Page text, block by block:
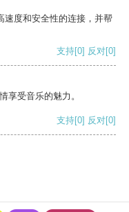
速度和安全性的连接，并帮
支持[0] 反对[0]
享受音乐的魅力。
支持[0] 反对[0]